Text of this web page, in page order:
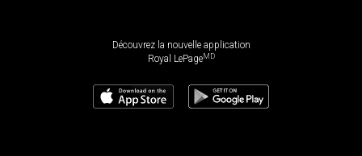
Découvrez la nouvelle application
Royal LePageMD